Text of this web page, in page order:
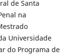
de Santa
na
Universidade
do Programa de